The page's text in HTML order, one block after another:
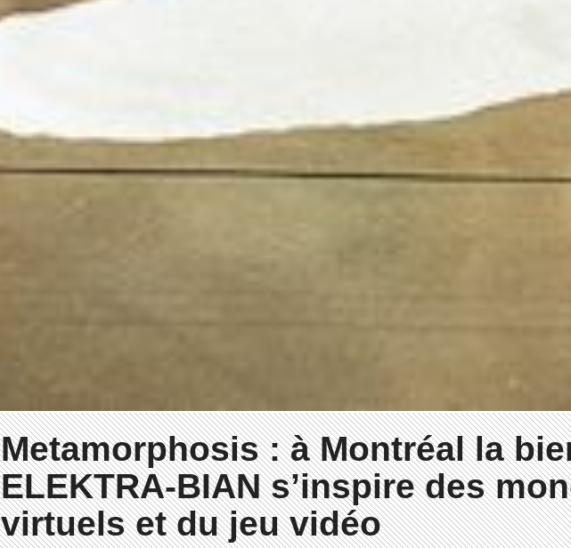
Metamorphosis : à Montréal la
ELEKTRA-BIAN s’inspire des
virtuels et du jeu vidéo